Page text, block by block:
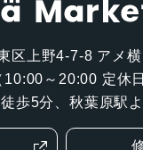
区上野4-7-8 アメ
～20:00 定休
歩5分、秋葉原駅